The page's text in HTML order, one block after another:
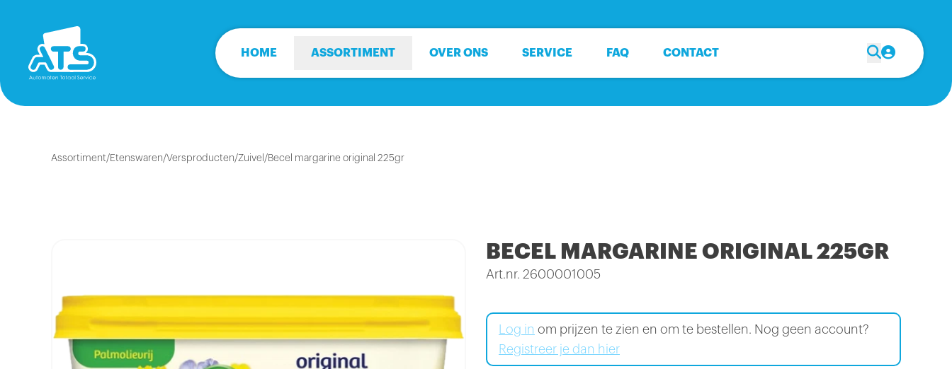
HOME ASSORTIMENT OVER ONS SERVICE FAQ CONTACT
Assortiment/Etenswaren/Versproducten/Zuivel /Becel margarine original 225gr
BECEL MARGARINE ORIGINAL 225GR
Art.nr. 2600001005
Log in om prijzen te zien en om te bestellen. Nog geen account?
Registreer je dan hier